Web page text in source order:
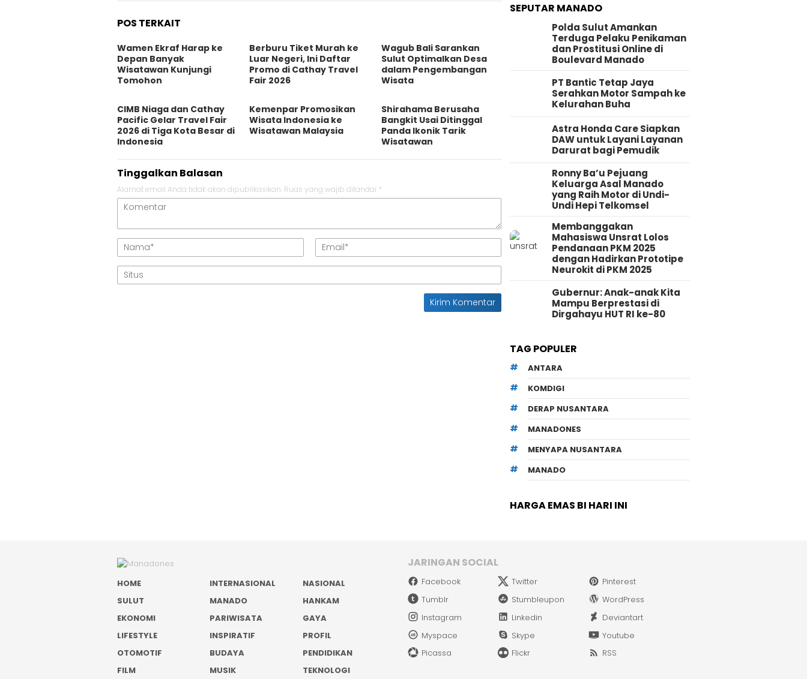
POS TERKAIT
Wamen Ekraf Harap ke
Depan Banyak
Wisatawan Kunjungi
Tomohon
Berburu Tiket Murah ke
Luar Negeri, Ini Daftar
Promo di Cathay Travel
Fair 2026
Wagub Bali Sarankan
Sulut Optimalkan Desa
dalam Pengembangan
Wisata
CIMB Niaga dan Cathay
Pacific Gelar Travel Fair
2026 di Tiga Kota Besar di
Indonesia
Kemenpar Promosikan
Wisata Indonesia ke
Wisatawan Malaysia
Shirahama Berusaha
Bangkit Usai Ditinggal
Panda Ikonik Tarik
Wisatawan
Tinggalkan Balasan
Alamat email Anda tidak akan dipublikasikan. Ruas yang wajib ditandai *
SEPUTAR MANADO
Polda Sulut Amankan
Terduga Pelaku Penikaman
dan Prostitusi Online di
Boulevard Manado
PT Bantic Tetap Jaya
Serahkan Motor Sampah ke
Kelurahan Buha
Astra Honda Care Siapkan
DAW untuk Layani Layanan
Darurat bagi Pemudik
Ronny Ba’u Pejuang
Keluarga Asal Manado
yang Raih Motor di Undi-
Undi Hepi Telkomsel
Membanggakan
Mahasiswa Unsrat Lolos
Pendanaan PKM 2025
dengan Hadirkan Prototipe
Neurokit di PKM 2025
Gubernur: Anak-anak Kita
Mampu Berprestasi di
Dirgahayu HUT RI ke-80
TAG POPULER
ANTARA
KOMDIGI
DERAP NUSANTARA
MANADONES
MENYAPA NUSANTARA
MANADO
HARGA EMAS BI HARI INI
HOME INTERNASIONAL
NASIONAL
SULUT
MANADO
HANKAM
EKONOMI
PARIWISATA
GAYA
LIFESTYLE
INSPIRATIF
PROFIL
OTOMOTIF
BUDAYA
PENDIDIKAN
FILM
MUSIK TEKNOLOGI
JARINGAN SOCIAL
Facebook Twitter
Pinterest
Tumblr
Stumbleupon
WordPress
Instagram
Linkedin
Deviantart
Myspace
Skype
Youtube
Picassa
Flickr RSS